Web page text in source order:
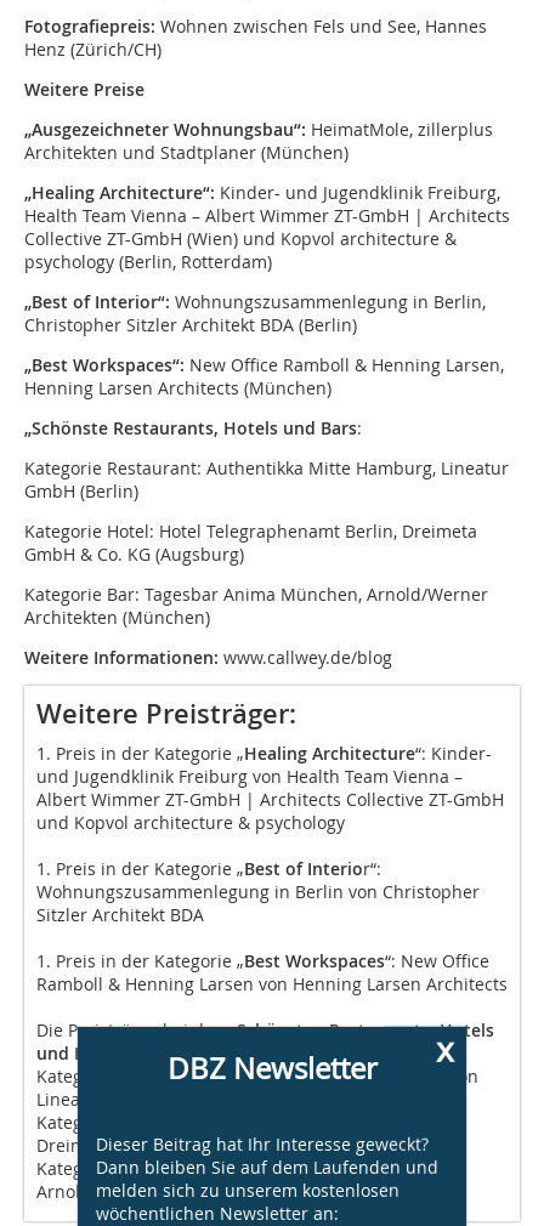
Fotografiepreis: Wohnen zwischen Fels und See, Hannes
Henz (Zürich/CH)
Weitere Preise
„Ausgezeichneter Wohnungsbau“: Heimat­Mole, zillerplus
Architekten und Stadtplaner (München)
„Healing Architecture“: Kinder- und Jugendklinik Freiburg,
Health Team Vienna – Albert Wimmer ZT-GmbH | Architects
Collective ZT-GmbH (Wien) und Kopvol architecture &
psychology (Berlin, Rotterdam)
„Best of Interior“: Wohnungszusammenlegung in Berlin,
Christopher Sitzler Architekt BDA (Berlin)
„Best Workspaces“: New Office Ramboll & Henning Larsen,
Henning Larsen Architects (München)
„Schönste Restaurants, Hotels und Bars:
Kategorie Restaurant: Authentikka Mitte Hamburg, Lineatur
GmbH (Berlin)
Kategorie Hotel: Hotel Telegraphenamt Berlin, Dreimeta
GmbH & Co. KG (Augsburg)
Kategorie Bar: Tagesbar Anima München, Arnold/Werner
Architekten (München)
Weitere Informationen: www.callwey.de/blog
Weitere Preisträger:
1. Preis in der Kategorie „Healing Architecture“: Kinder-
und Jugendklinik Freiburg von Health Team Vienna –
Albert Wimmer ZT-GmbH | Architects Collective ZT-GmbH
und Kopvol architecture & psychology
1. Preis in der Kategorie „Best of Interior“:
Wohnungszusammenlegung in Berlin von Christopher
Sitzler Architekt BDA
1. Preis in der Kategorie „Best Workspaces“: New Office
Ramboll & Henning Larsen von Henning Larsen Architects
Die Preisträger bei den „Schönsten Restaurants, Hotels
und Bars
Kategorie Restaurant: Authentikka Mitte Hamburg von
Lineatur GmbH
Kategorie Hotel: Hotel Telegraphenamt Berlin von
Dreimeta GmbH & Co. KG
Kategorie Bar: Tagesbar Anima München von
Arnold/Werner Architekten
x
DBZ Newsletter
Dieser Beitrag hat Ihr Interesse geweckt?
Dann bleiben Sie auf dem Laufenden und
melden sich zu unserem kostenlosen
wöchentlichen Newsletter an: